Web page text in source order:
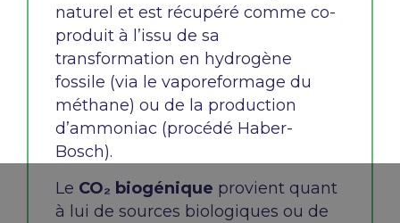
naturel et est récupéré comme co-
produit à l’issu de sa
transformation en hydrogène
fossile (via le vaporeformage du
méthane) ou de la production
d’ammoniac (procédé Haber-
Bosch).
Le CO₂ biogénique provient quant
à lui de sources biologiques ou de